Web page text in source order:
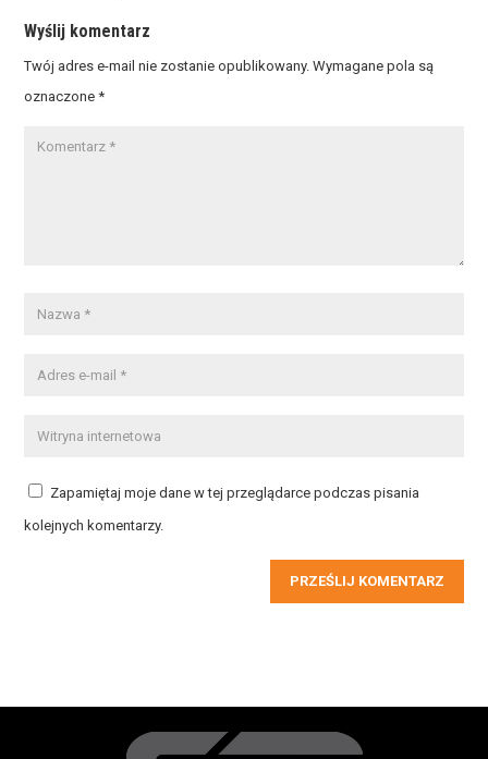
Wyślij komentarz
Twój adres e-mail nie zostanie opublikowany. Wymagane pola są
oznaczone*
Zapamiętaj moje dane w tej przeglądarce podczas pisania
kolejnych komentarzy.
PRZEŚLIJ KOMENTARZ